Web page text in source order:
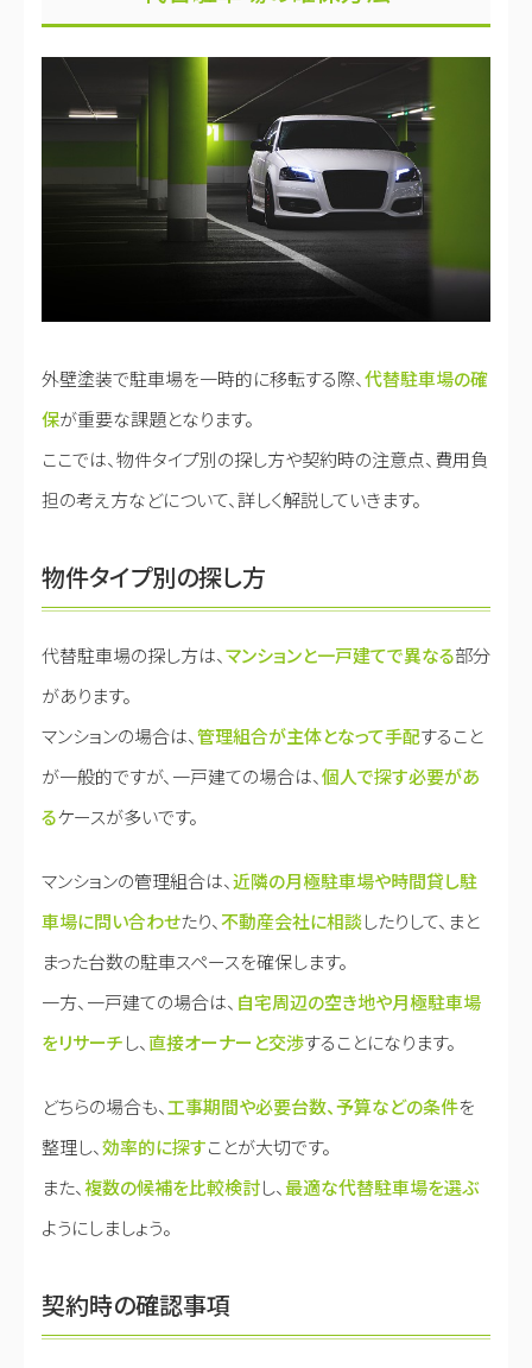
外壁塗装で駐車場を一時的に移転する際、代替駐車場の確
保が重要な課題となります。
ここでは、物件タイプ別の探し方や契約時の注意点、費用負
担の考え方などについて、詳しく解説していきます。
物件タイプ別の探し方
代替駐車場の探し方は、マンションと一戸建てで異なる部分
があります。
マンションの場合は、管理組合が主体となって手配すること
が一般的ですが、一戸建ての場合は、個人で探す必要があ
るケースが多いです。
マンションの管理組合は、近隣の月極駐車場や時間貸し駐
車場に問い合わせたり、不動産会社に相談したりして、まと
まった台数の駐車スペースを確保します。
一方、一戸建ての場合は、 自宅周辺の空き地や月極駐車場
をリサーチし、 直接オーナーと交渉することになります。
どちらの場合も、 工事期間や必要台数、予算などの条件を
整理し、効率的に探すことが大切です。
また、複数の候補を比較検討し、最適な代替駐車場を選ぶ
ようにしましょう。
契約時の確認事項